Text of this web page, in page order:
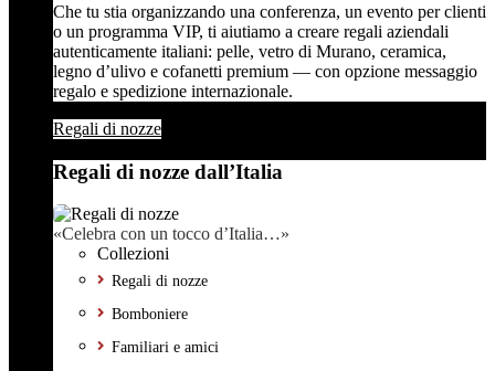
Che tu stia organizzando una conferenza, un evento per clienti
o un programma VIP, ti aiutiamo a creare regali aziendali
autenticamente italiani: pelle, vetro di Murano, ceramica,
legno d’ulivo e cofanetti premium — con opzione messaggio
regalo e spedizione internazionale.
Regali di nozze
Regali di nozze dall’Italia
«Celebra con un tocco d’Italia…»
Collezioni
Regali di nozze
Bomboniere
Familiari e amici